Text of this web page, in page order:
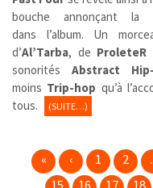
bouche annonçant la
dans l’album. Un
d’Al’Tarba, de ProleteR
sonorités Abstract
moins Trip-hop qu’à
tous.
(SUITE…)
« ‹ 1 2